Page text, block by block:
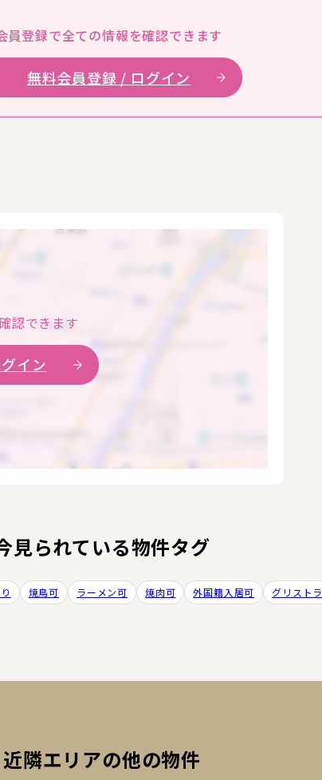
員登録で全ての情報を確認できます
無料会員登録 / ログイン
認できます
イン
見られている物件タグ
焼鳥可 ラーメン可 焼肉可 外国籍入居可 グリスト
近隣エリアの他の物件